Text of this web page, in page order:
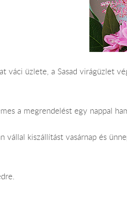
váci üzlete, a Sasad virágüzlet
a megrendelést egy nappal
vállal kiszállítást vasárnap és